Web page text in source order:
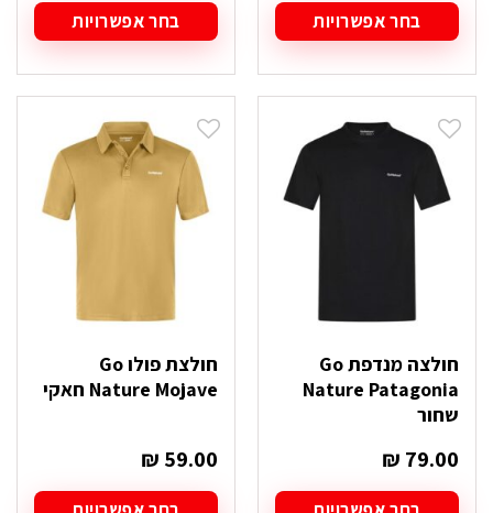
בחר אפשרויות
זה
יש
סוגים.
ניתן
לבחור
את
האפשרויות
בחר אפשרויות
זה
יש
סוגים.
ניתן
לבחור
את
האפשרויות
חולצה מנדפת Go
Nature Patagonia
שחור
₪ 79.00
חולצת פולו Go
Nature Mojave חאקי
₪ 59.00